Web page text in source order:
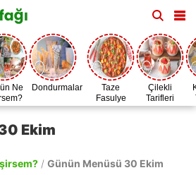
Ne
Dondurmalar
Taze
Fasulye
Zamanı
Çilekli
Tarifleri
Ekim
/ Günün Menüsü 30 Ekim